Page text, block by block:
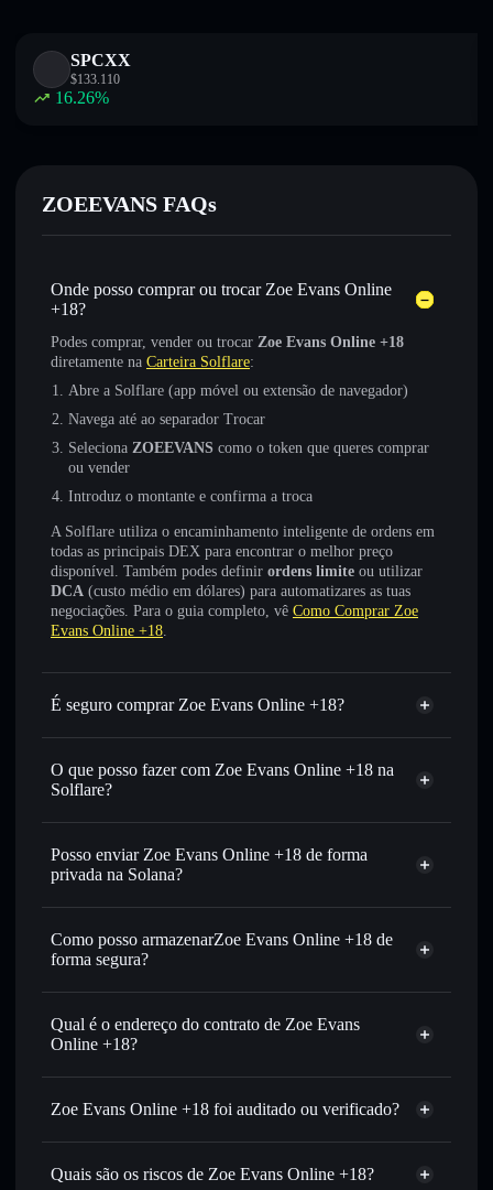
SPCXX
$133.110
16.26%
ZOEEVANS FAQs
Onde posso comprar ou trocar Zoe Evans Online
+18?
Podes comprar, vender ou trocar Zoe Evans Online +18
diretamente na Carteira Solflare:
Abre a Solflare (app móvel ou extensão de navegador)
Navega até ao separador Trocar
Seleciona ZOEEVANS como o token que queres comprar
ou vender
Introduz o montante e confirma a troca
A Solflare utiliza o encaminhamento inteligente de ordens em
todas as principais DEX para encontrar o melhor preço
disponível. Também podes definir ordens limite ou utilizar
DCA (custo médio em dólares) para automatizares as tuas
negociações. Para o guia completo, vê Como Comprar Zoe
Evans Online +18.
É seguro comprar Zoe Evans Online +18?
Zoe Evans Online +18 não está verificado
O que posso fazer com Zoe Evans Online +18 na
Solflare?
Zoe Evans Online +18
Carteira Solflare
Trocar instantaneamente— trocar ZOEEVANS por
SOL, USDC ou milhares de outros tokens Solana com
melhor preço disponível
Definir ordens limite— automatizar transações ao teu
preço-alvo para ZOEEVANS
Utilizar DCA— investir de forma faseada ao longo do
Enviar de forma privada
— transferir ZOEEVANS sem
Privacidade integrado da Solflare
Acompanhar em tempo real— monitorizar o preço,
ZOEEVANS
Manter em segurança— guardar ZOEEVANS numa
Posso enviar Zoe Evans Online +18 de forma
privada na Solana?
Agregador de Privacidade
Como posso armazenarZoe Evans Online +18 de
forma segura?
Zoe Evans Online +18
Qual é o endereço do contrato de Zoe Evans
Online +18?
Zoe Evans
3Dtr1E5Z9WU3awNBzD4q11bSbDdjzKySorWebNJvpump
ZOEEVANS
Carteira
Zoe Evans Online +18 foi auditado ou verificado?
Zoe Evans Online +18 não está verificado
Quais são os riscos de Zoe Evans Online +18?